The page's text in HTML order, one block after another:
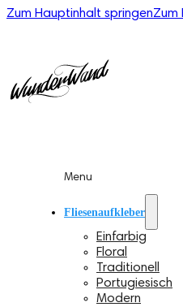
Zum Hauptinhalt springenZum
Menu
Fliesenaufkleber
Einfarbig
Floral
Traditionell
Portugiesisch
Modern